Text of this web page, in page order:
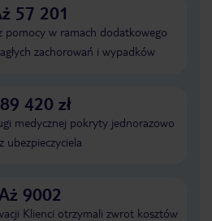
57 201
pomocy w ramach dodatkowego
zachorowań i wypadków
420 zł
medycznej pokryty jednorazowo
ubezpieczyciela
9002
Klienci otrzymali zwrot kosztów